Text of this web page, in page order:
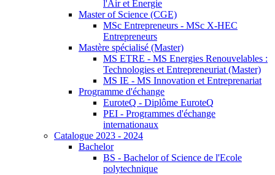
l'Air et Energie
Master of Science (CGE)
MSc Entrepreneurs - MSc X-HEC
Entrepreneurs
Mastère spécialisé (Master)
MS ETRE - MS Energies Renouvelables :
Technologies et Entrepreneuriat (Master)
MS IE - MS Innovation et Entreprenariat
Programme d'échange
EuroteQ - Diplôme EuroteQ
PEI - Programmes d'échange
internationaux
Catalogue 2023 - 2024
Bachelor
BS - Bachelor of Science de l'Ecole
polytechnique